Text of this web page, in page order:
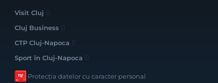
Visit Cluj
Cluj Business
CTP Cluj-Napoca
Sport în Cluj-Napoca
Protecția datelor cu caracter personal